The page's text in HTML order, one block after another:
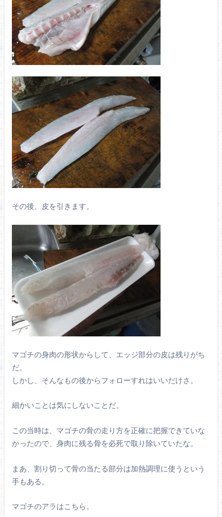
その後、皮を引きます。
マゴチの身肉の形状からして、エッジ部分の皮は残りがち
だ。
しかし、そんなもの後からフォローすれはいいだけさ。
細かいことは気にしないことだ。
この当時は、マゴチの骨の走り方を正確に把握できていな
かったので、身肉に残る骨を必死で取り除いていたな。
まあ、割り切って骨の当たる部分は加熱調理に使うという
手もある。
マゴチのアラはこちら。